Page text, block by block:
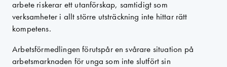
arbete riskerar ett utanförskap, samtidigt som
verksamheter i allt större utsträckning inte hittar rätt
kompetens.
Arbetsförmedlingen förutspår en svårare situation på
arbetsmarknaden för unga som inte slutfört sin